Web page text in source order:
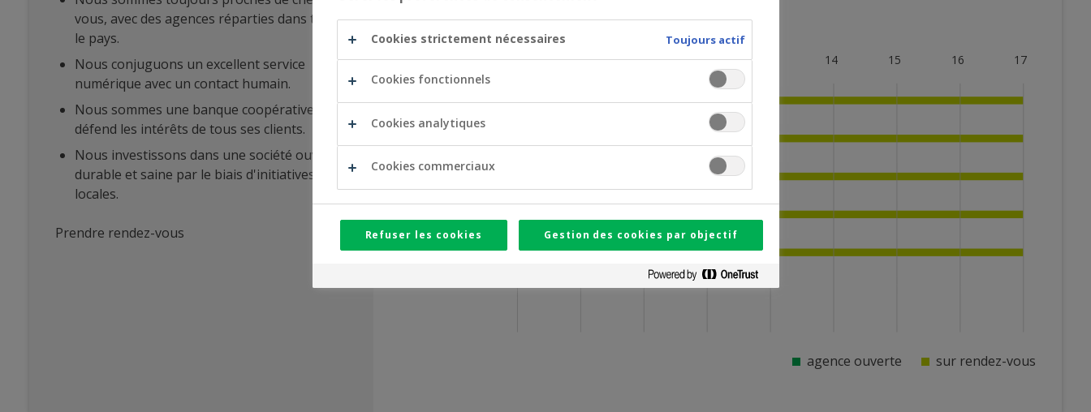
vous, avec des agences réparties dans tout
le pays.
Nous conjuguons un excellent service
numérique avec un contact humain.
Nous sommes une banque coopérative qui
défend les intérêts de tous ses clients.
Nous investissons dans une société ouverte,
durable et saine par le biais d'initiatives
locales.
Prendre rendez-vous
Mardi
Mercredi
Jeudi
Vendredi
09 10 11 12 14 15 16 17
agence ouverte sur rendez-vous
Cookies strictement nécessaires Toujours actif
Cookies fonctionnels
Cookies analytiques
Cookies commerciaux
Refuser les cookies Gestion des cookies par objectif